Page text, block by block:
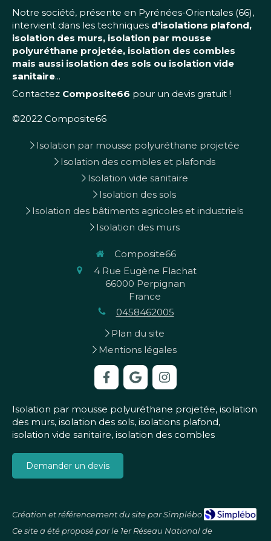
Notre société, présente en Pyrénées-Orientales (66),
intervient dans les techniques d'isolations plafond,
isolation des murs, isolation par mousse
polyuréthane projetée, isolation des combles
mais aussi isolation des sols ou isolation vide
sanitaire...
Contactez Composite66 pour un devis gratuit !
©2022 Composite66
Isolation par mousse polyuréthane projetée
Isolation des combles et plafonds
Isolation vide sanitaire
Isolation des sols
Isolation des bâtiments agricoles et industriels
Isolation des murs
Composite66
4 Rue Eugène Flachat
66000 Perpignan
France
0458462005
Plan du site
Mentions légales
Isolation par mousse polyuréthane projetée, isolation
des murs, isolation des sols, isolations plafond,
isolation vide sanitaire, isolation des combles
Demander un devis
Création et référencement du site par Simplébo
Ce site a été proposé par le 1er Réseau National de